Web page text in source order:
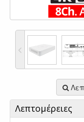
Λεπτομέρειες